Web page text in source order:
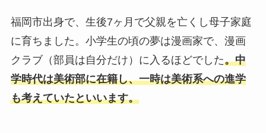
福岡市出身で、生後7ヶ月で父親を亡くし母子家庭
に育ちました。小学生の頃の夢は漫画家で、漫画
クラブ（部員は自分だけ）に入るほどでした。中
学時代は美術部に在籍し、一時は美術系への進学
も考えていたといいます。